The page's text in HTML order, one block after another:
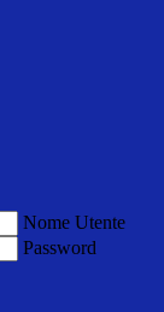
Nome Utente
Password